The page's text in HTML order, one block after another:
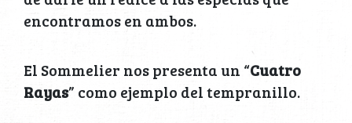
encontramos en ambos.
El Sommelier nos presenta un “Cuatro
Rayas” como ejemplo del tempranillo.